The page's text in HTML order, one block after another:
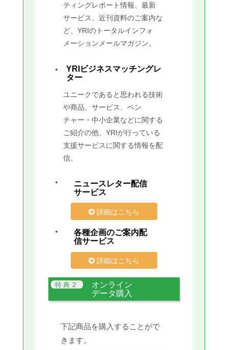
ティングレポート情報、最新
サービス、近刊資料のご案内な
ど、YRIのトータルインフォ
メーションメールマガジン。
YRIビジネスマッチングレ
ター
ユニークであると思われる技術
や商品、サービス、ベン
チャー・中小企業などに関する
ご紹介の他、YRIが行っている
支援サービスに関する情報を配
信。
ニュースレター配信
サービス
詳細はこちら
各種企画のご案内配
信サービス
詳細はこちら
オンライン
データ購入
下記商品を購入することがで
きます。